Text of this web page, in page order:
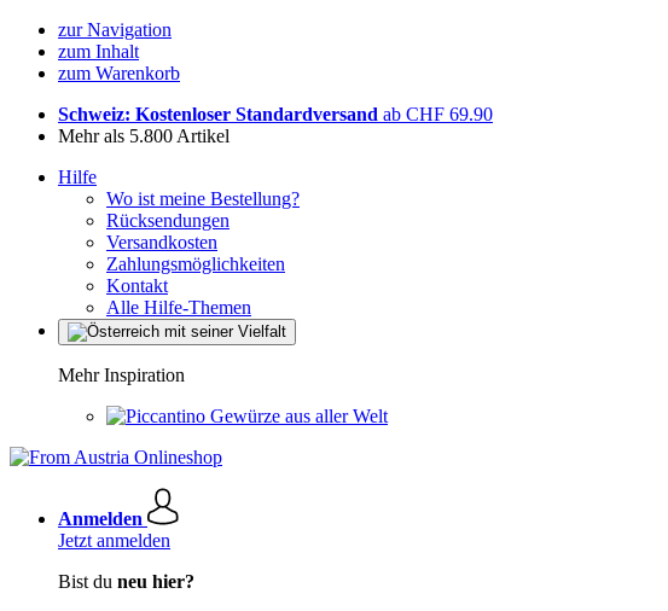
zur Navigation
zum Inhalt
zum Warenkorb
Schweiz: Kostenloser Standardversand ab CHF 69.90
Mehr als 5.800 Artikel
Hilfe
Wo ist meine Bestellung?
Rücksendungen
Versandkosten
Zahlungsmöglichkeiten
Kontakt
Alle Hilfe-Themen
Mehr Inspiration
Gewürze aus aller Welt
Anmelden
Jetzt anmelden
Bist du neu hier?